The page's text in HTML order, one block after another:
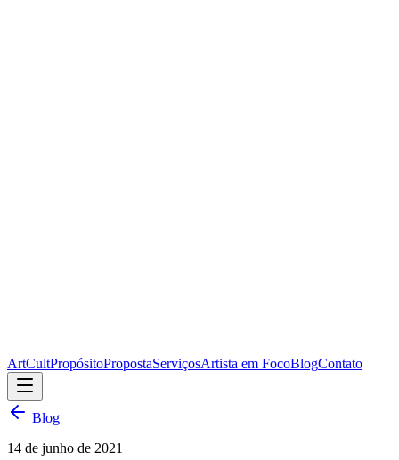
ArtCultPropósitoPropostaServiçosArtista em FocoBlogContato
Blog
14 de junho de 2021